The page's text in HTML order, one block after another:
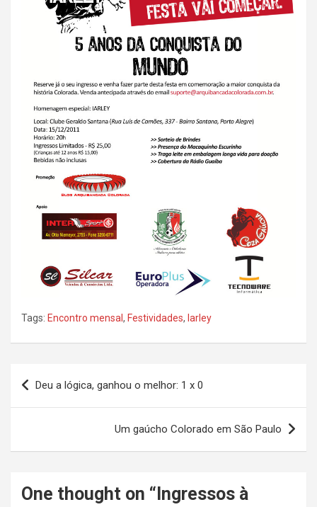
Tags: Encontro mensal , Festividades, Iarley
Navegação
de
Deu a lógica, ganhou o melhor: 1 x 0
Um gaúcho Colorado em São Paulo
One thought on “ Ingressos à